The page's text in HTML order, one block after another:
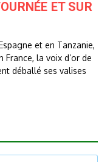
ET SUR
et en Tanzanie,
la voix d’or de
déballé ses valises